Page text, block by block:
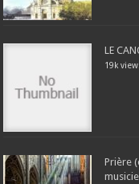
LE
19k
Prière